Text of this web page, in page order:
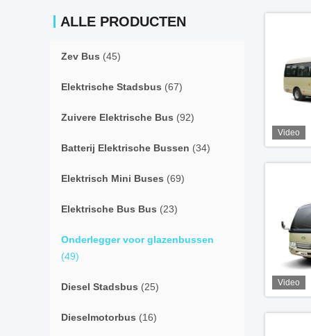
ALLE PRODUCTEN
Zev Bus (45)
Elektrische Stadsbus (67)
Zuivere Elektrische Bus (92)
Batterij Elektrische Bussen (34)
Elektrisch Mini Buses (69)
Elektrische Bus Bus (23)
Onderlegger voor glazenbussen
(49)
Diesel Stadsbus (25)
Dieselmotorbus (16)
Video
Video